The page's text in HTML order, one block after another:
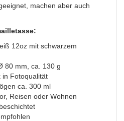
machen aber auch
12oz mit schwarzem
80 mm, ca. 130 g
in Fotoqualität
ca. 300 ml
Reisen oder Wohnen